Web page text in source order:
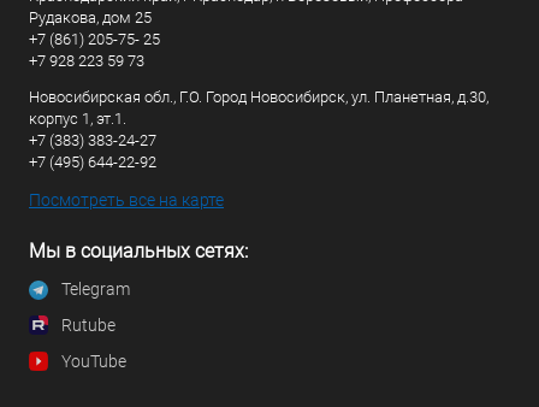
Рудакова, дом 25
+7 (861) 205-75- 25
+7 928 223 59 73
Новосибирская обл., Г.О. Город Новосибирск, ул. Планетная, д.30,
корпус 1, эт.1.
+7 (383) 383-24-27
+7 (495) 644-22-92
Посмотреть все на карте
Мы в социальных сетях:
Telegram
Rutube
YouTube